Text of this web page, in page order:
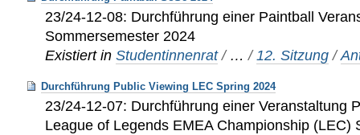
23/24-12-08: Durchführung einer Paintball
Sommersemester 2024
Existiert in Studentinnenrat / …/ 12. Sitzung /
Durchführung Public Viewing LEC Spring 2024
23/24-12-07: Durchführung einer Veranstaltung
League of Legends EMEA Championship (LEC)